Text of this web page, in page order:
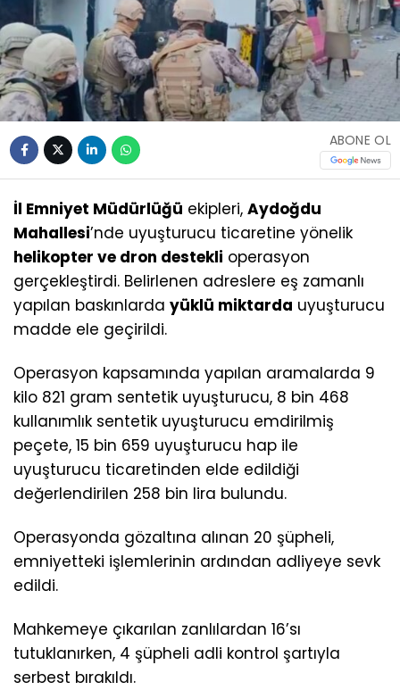
ABONE OL
İl Emniyet Müdürlüğü ekipleri, Aydoğdu
Mahallesi’nde uyuşturucu ticaretine yönelik
helikopter ve dron destekli operasyon
gerçekleştirdi. Belirlenen adreslere eş zamanlı
yapılan baskınlarda yüklü miktarda uyuşturucu
madde ele geçirildi.
Operasyon kapsamında yapılan aramalarda 9
kilo 821 gram sentetik uyuşturucu, 8 bin 468
kullanımlık sentetik uyuşturucu emdirilmiş
peçete, 15 bin 659 uyuşturucu hap ile
uyuşturucu ticaretinden elde edildiği
değerlendirilen 258 bin lira bulundu.
Operasyonda gözaltına alınan 20 şüpheli,
emniyetteki işlemlerinin ardından adliyeye sevk
edildi.
Mahkemeye çıkarılan zanlılardan 16’sı
tutuklanırken, 4 şüpheli adli kontrol şartıyla
serbest bırakıldı.